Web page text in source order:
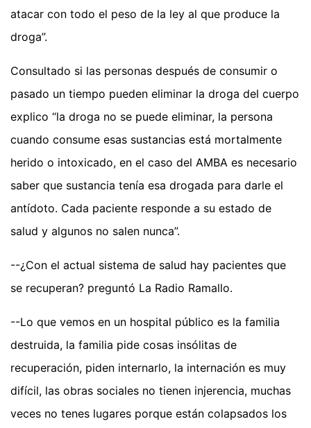
atacar con todo el peso de la ley al que produce la
droga”.
Consultado si las personas después de consumir o
pasado un tiempo pueden eliminar la droga del cuerpo
explico “la droga no se puede eliminar, la persona
cuando consume esas sustancias está mortalmente
herido o intoxicado, en el caso del AMBA es necesario
saber que sustancia tenía esa drogada para darle el
antídoto. Cada paciente responde a su estado de
salud y algunos no salen nunca”.
--¿Con el actual sistema de salud hay pacientes que
se recuperan? preguntó La Radio Ramallo.
--Lo que vemos en un hospital público es la familia
destruida, la familia pide cosas insólitas de
recuperación, piden internarlo, la internación es muy
difícil, las obras sociales no tienen injerencia, muchas
veces no tenes lugares porque están colapsados los